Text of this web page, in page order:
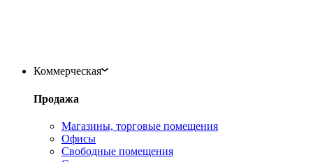
Коммерческая
Продажа
Магазины, торговые помещения
Офисы
Свободные помещения